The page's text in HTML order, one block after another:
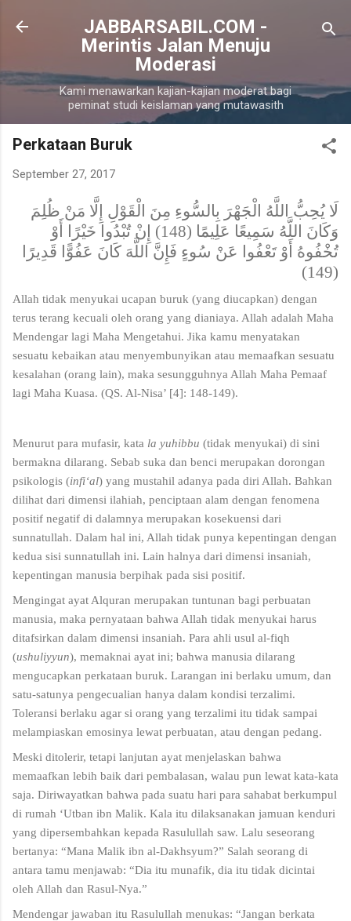
Langsung ke konten utama
JABBARSABIL.COM -
Merintis Jalan Menuju
Moderasi
Kami menawarkan kajian-kajian moderat bagi
peminat studi keislaman yang mutawasith
Perkataan Buruk
September 27, 2017
لَا يُحِبُّ اللَّهُ الْجَهْرَ بِالسُّوءِ مِنَ الْقَوْلِ إِلَّا مَنْ ظُلِمَ
وَكَانَ اللَّهُ سَمِيعًا عَلِيمًا (148) إِنْ تُبْدُوا خَيْرًا أَوْ
تُخْفُوهُ أَوْ تَعْفُوا عَنْ سُوءٍ فَإِنَّ اللَّهَ كَانَ عَفُوًّا قَدِيرًا
(149)
Allah tidak menyukai ucapan buruk (yang diucapkan) dengan
terus terang kecuali oleh orang yang dianiaya. Allah adalah Maha
Mendengar lagi Maha Mengetahui. Jika kamu menyatakan
sesuatu kebaikan atau menyembunyikan atau memaafkan sesuatu
kesalahan (orang lain), maka sesungguhnya Allah Maha Pemaaf
lagi Maha Kuasa. (QS. Al-Nisa’ [4]: 148-149).
Menurut para mufasir, kata la yuhibbu (tidak menyukai) di sini
bermakna dilarang. Sebab suka dan benci merupakan dorongan
psikologis (infi‘al) yang mustahil adanya pada diri Allah. Bahkan
dilihat dari dimensi ilahiah, penciptaan alam dengan fenomena
positif negatif di dalamnya merupakan kosekuensi dari
sunnatullah. Dalam hal ini, Allah tidak punya kepentingan dengan
kedua sisi sunnatullah ini. Lain halnya dari dimensi insaniah,
kepentingan manusia berpihak pada sisi positif.
Mengingat ayat Alquran merupakan tuntunan bagi perbuatan
manusia, maka pernyataan bahwa Allah tidak menyukai harus
ditafsirkan dalam dimensi insaniah. Para ahli usul al-fiqh
(ushuliyyun), memaknai ayat ini; bahwa manusia dilarang
mengucapkan perkataan buruk. Larangan ini berlaku umum, dan
satu-satunya pengecualian hanya dalam kondisi terzalimi.
Toleransi berlaku agar si orang yang terzalimi itu tidak sampai
melampiaskan emosinya lewat perbuatan, atau dengan pedang.
Meski ditolerir, tetapi lanjutan ayat menjelaskan bahwa
memaafkan lebih baik dari pembalasan, walau pun lewat kata-kata
saja. Diriwayatkan bahwa pada suatu hari para sahabat berkumpul
di rumah ‘Utban ibn Malik. Kala itu dilaksanakan jamuan kenduri
yang dipersembahkan kepada Rasulullah saw. Lalu seseorang
bertanya: “Mana Malik ibn al-Dakhsyum?” Salah seorang di
antara tamu menjawab: “Dia itu munafik, dia itu tidak dicintai
oleh Allah dan Rasul-Nya.”
Mendengar jawaban itu Rasulullah menukas: “Jangan berkata